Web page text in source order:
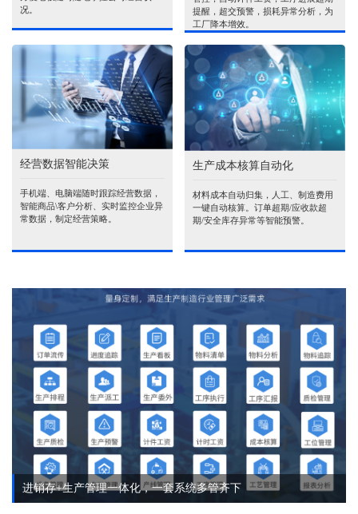
况。
提醒，超交预警，损耗异常分析，为
工厂降本增效。
经营数据智能决策
手机端、电脑端随时跟踪经营数据，
智能商品\客户分析、实时监控企业异
常数据，制定经营策略。
生产成本核算自动化
材料成本自动归集，人工、制造费用
一键自动核算。订单超期/应收款超
期/安全库存异常等智能预警。
进销存+生产管理一体化，一套系统多管齐下